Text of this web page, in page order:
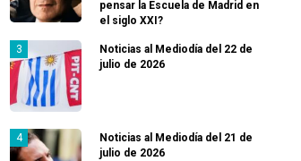
pensar la Escuela de Madrid en
el siglo XXI?
Noticias al Mediodía del 22 de
julio de 2026
Noticias al Mediodía del 21 de
julio de 2026